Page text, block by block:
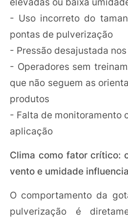
- Uso incorreto do
pontas de pulverização
- Pressão desajustada
- Operadores sem
que não seguem as
produtos
- Falta de monitoramento
aplicação
Clima como fator crítico:
vento e umidade
O comportamento da
pulverização é